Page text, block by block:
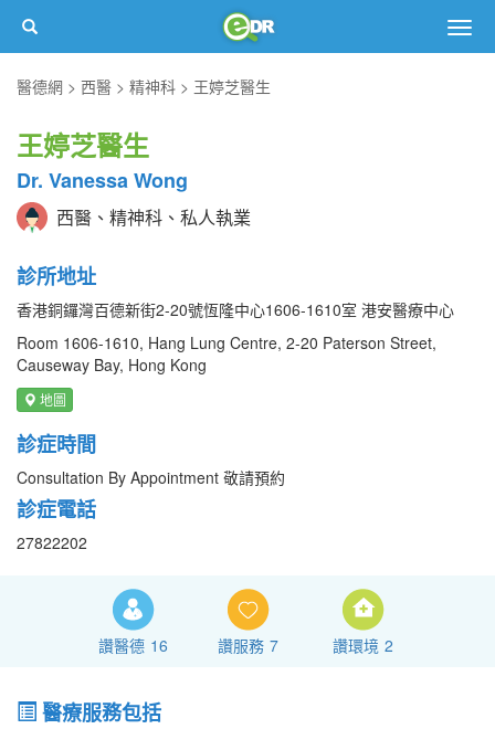
醫德網
西醫 精神科 王婷芝醫生
王婷芝醫生
Dr. Vanessa Wong
西醫、精神科、私人執業
診所地址
香港銅鑼灣百德新街2-20號恆隆中心1606-1610室 港安醫療中心
Room 1606-1610, Hang Lung Centre, 2-20 Paterson Street,
Causeway Bay, Hong Kong
地圖
診症時間
Consultation By Appointment 敬請預約
診症電話
27822202
讚醫德 16 讚服務 7 讚環境 2
醫療服務包括